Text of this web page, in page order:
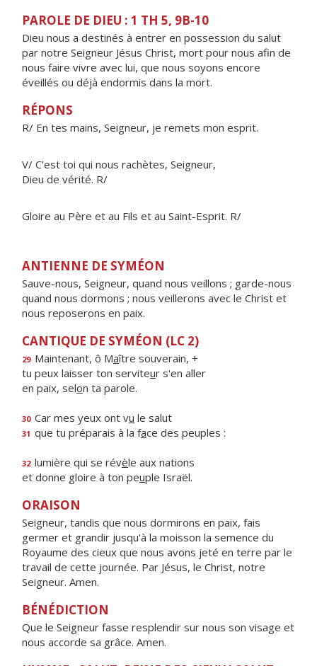
PAROLE DE DIEU : 1 TH 5, 9B-10
Dieu nous a destinés à entrer en possession du salut
par notre Seigneur Jésus Christ, mort pour nous afin de
nous faire vivre avec lui, que nous soyons encore
éveillés ou déjà endormis dans la mort.
RÉPONS
R/ En tes mains, Seigneur, je remets mon esprit.
V/ C'est toi qui nous rachètes, Seigneur,
Dieu de vérité. R/
Gloire au Père et au Fils et au Saint-Esprit. R/
ANTIENNE DE SYMÉON
Sauve-nous, Seigneur, quand nous veillons ; garde-nous
quand nous dormons ; nous veillerons avec le Christ et
nous reposerons en paix.
CANTIQUE DE SYMÉON (LC 2)
29 Maintenant, ô Maître souverain, +
tu peux laisser ton serviteur s'en aller
en paix, selon ta parole.
30 Car mes yeux ont vu le salut
31 que tu préparais à la face des peuples :
32 lumière qui se révèle aux nations
et donne gloire à ton peuple Israël.
ORAISON
Seigneur, tandis que nous dormirons en paix, fais
germer et grandir jusqu'à la moisson la semence du
Royaume des cieux que nous avons jeté en terre par le
travail de cette journée. Par Jésus, le Christ, notre
Seigneur. Amen.
BÉNÉDICTION
Que le Seigneur fasse resplendir sur nous son visage et
nous accorde sa grâce. Amen.